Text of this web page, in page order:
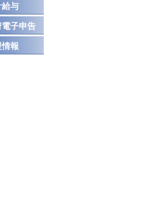
給与
電子申告
報